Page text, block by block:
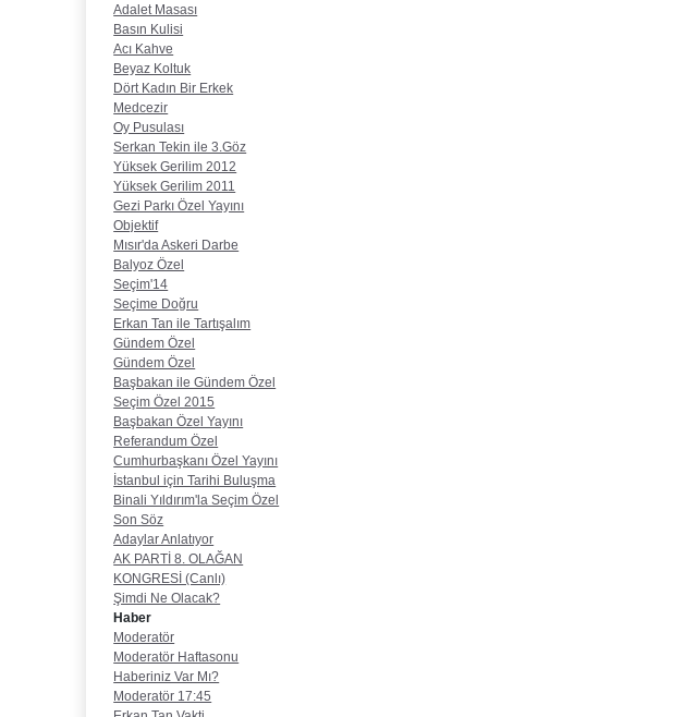
Adalet Masası
Basın Kulisi
Acı Kahve
Beyaz Koltuk
Dört Kadın Bir Erkek
Medcezir
Oy Pusulası
Serkan Tekin ile 3.Göz
Yüksek Gerilim 2012
Yüksek Gerilim 2011
Gezi Parkı Özel Yayını
Objektif
Mısır'da Askeri Darbe
Balyoz Özel
Seçim'14
Seçime Doğru
Erkan Tan ile Tartışalım
Gündem Özel
Gündem Özel
Başbakan ile Gündem Özel
Seçim Özel 2015
Başbakan Özel Yayını
Referandum Özel
Cumhurbaşkanı Özel Yayını
İstanbul için Tarihi Buluşma
Binali Yıldırım'la Seçim Özel
Son Söz
Adaylar Anlatıyor
AK PARTİ 8. OLAĞAN
KONGRESİ (Canlı)
Şimdi Ne Olacak?
Haber
Moderatör
Moderatör Haftasonu
Haberiniz Var Mı?
Moderatör 17:45